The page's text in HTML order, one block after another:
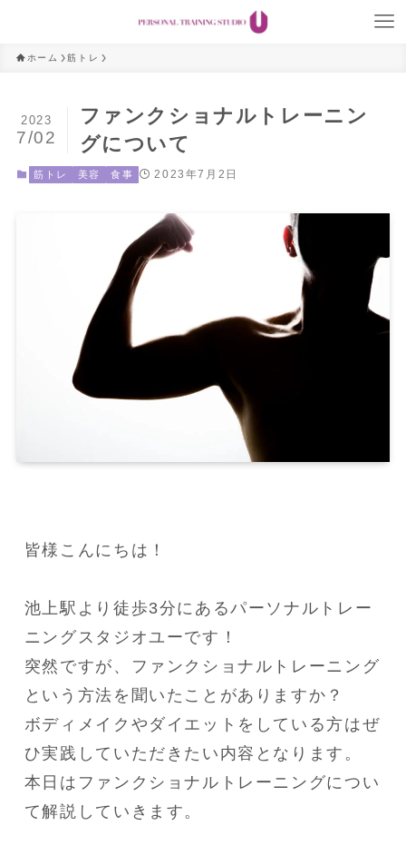
ホーム 筋トレ
ファンクショナルトレーニン
グについて
2023
7/02
筋トレ 美容 食事 2023年7月2日
皆様こんにちは！
池上駅より徒歩3分にあるパーソナルトレー
ニングスタジオユーです！
突然ですが、ファンクショナルトレーニング
という方法を聞いたことがありますか？
ボディメイクやダイエットをしている方はぜ
ひ実践していただきたい内容となります。
本日はファンクショナルトレーニングについ
て解説していきます。